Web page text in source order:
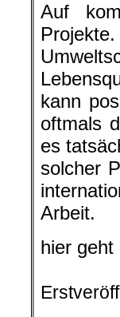
Auf
kann
oftmals
es
solcher
Arbeit.
hier geht